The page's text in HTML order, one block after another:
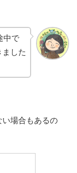
中で
した
場合もあるの